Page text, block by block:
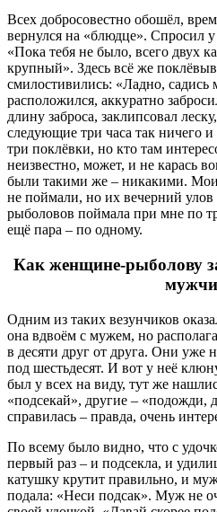
Всех добросовестно обошёл,
вернулся на «блюдце». Спросил
«Пока тебя не было, всего двух
крупный». Здесь всё же
смилостивились: «Ладно,
расположился, аккуратно
длину заброса, заклипсовал
следующие три часа так ничего
три поклёвки, но кто там
неизвестно, может, и не карась
были такими же – никакими. Мои
не поймали, но их вечерний
рыболовов поймала при мне по
ещё пара – по одному.
Как женщине-рыболову
Одним из таких везунчиков
она вдвоём с мужем, но
в десяти друг от друга. Они уже
под шестьдесят. И вот у неё
был у всех на виду, тут же
«подсекай», другие – «подожди,
справилась – правда, очень
По всему было видно, что с
первый раз – и подсекла, и
катушку крутит правильно, и
подала: «Неси подсак». Муж не